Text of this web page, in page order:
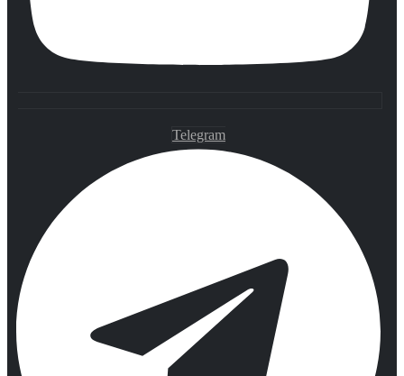
Telegram